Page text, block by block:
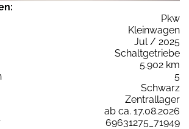
Pkw
Kleinwagen
Jul / 2025
Schaltgetriebe
5.902 km
5
Schwarz
Zentrallager
ab ca. 17.08.2026
69631275_71949